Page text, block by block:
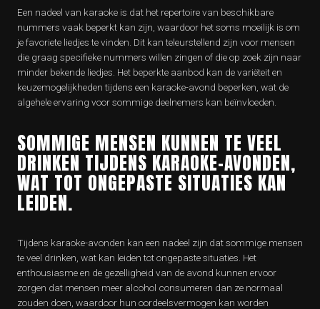
Een nadeel van karaoke is dat het repertoire van beschikbare
nummers vaak beperkt kan zijn, waardoor het soms moeilijk is om
je favoriete liedjes te vinden. Dit kan teleurstellend zijn voor mensen
die graag specifieke nummers willen zingen of die op zoek zijn naar
minder bekende liedjes. Het beperkte aanbod kan de variëteit en
keuzemogelijkheden tijdens een karaoke-avond beperken, wat de
algehele ervaring voor sommige deelnemers kan beïnvloeden.
SOMMIGE MENSEN KUNNEN TE VEEL
DRINKEN TIJDENS KARAOKE-AVONDEN,
WAT TOT ONGEPASTE SITUATIES KAN
LEIDEN.
Tijdens karaoke-avonden kan een nadeel zijn dat sommige mensen
te veel drinken, wat kan leiden tot ongepaste situaties. Het
enthousiasme en de gezelligheid van de avond kunnen ervoor
zorgen dat mensen meer alcohol consumeren dan ze normaal
zouden doen, waardoor hun oordeelsvermogen kan worden